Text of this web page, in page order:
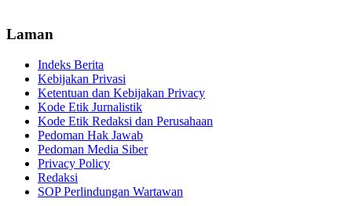
Laman
Indeks Berita
Kebijakan Privasi
Ketentuan dan Kebijakan Privacy
Kode Etik Jurnalistik
Kode Etik Redaksi dan Perusahaan
Pedoman Hak Jawab
Pedoman Media Siber
Privacy Policy
Redaksi
SOP Perlindungan Wartawan